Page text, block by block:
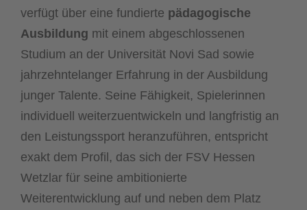
verfügt über eine fundierte pädagogische
Ausbildung mit einem abgeschlossenen
Studium an der Universität Novi Sad sowie
jahrzehntelanger Erfahrung in der Ausbildung
junger Talente. Seine Fähigkeit, Spielerinnen
individuell weiterzuentwickeln und langfristig an
den Leistungssport heranzuführen, entspricht
exakt dem Profil, das sich der FSV Hessen
Wetzlar für seine ambitionierte
Weiterentwicklung auf und neben dem Platz